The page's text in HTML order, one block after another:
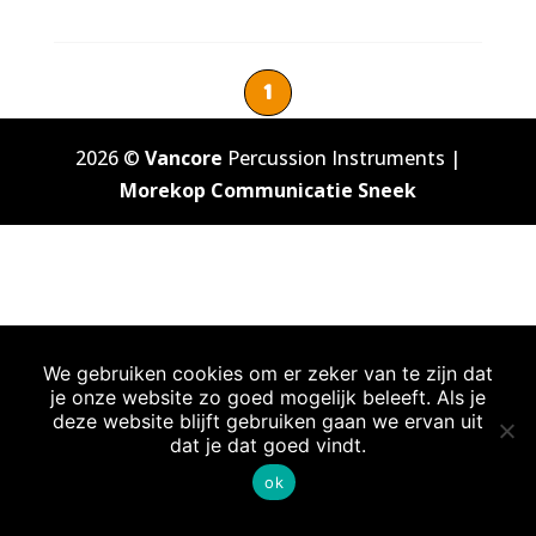
1
2026 © Vancore Percussion Instruments |
Morekop Communicatie Sneek
We gebruiken cookies om er zeker van te zijn dat
je onze website zo goed mogelijk beleeft. Als je
deze website blijft gebruiken gaan we ervan uit
dat je dat goed vindt.
ok